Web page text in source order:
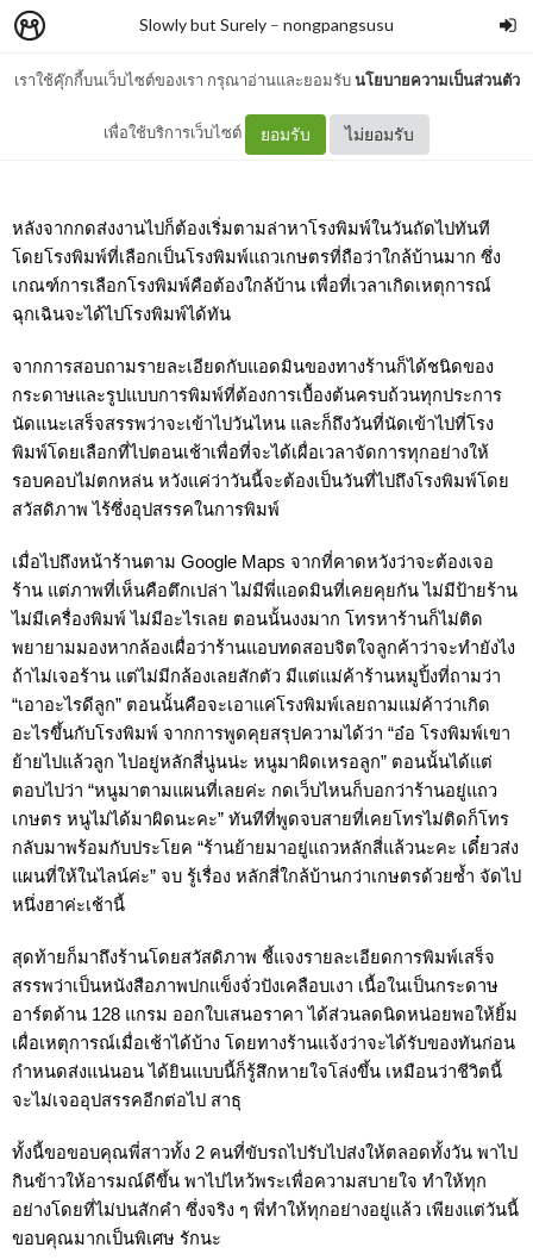
เราใช้คุ๊กกี้บนเว็บไซต์ของเรา กรุณาอ่านและยอมรับนโยบายความเป็นส่วนตัว
เพื่อใช้บริการเว็บไซต์ ยอมรับ ไม่ยอมรับ
Slowly but Surely – nongpangsusu
โรงพิมพ์ใกล้ฉัน
หลังจากกดส่งงานไปก็ต้องเริ่มตามล่าหาโรงพิมพ์ในวันถัดไปทันที
โดยโรงพิมพ์ที่เลือกเป็นโรงพิมพ์แถวเกษตรที่ถือว่าใกล้บ้านมาก ซึ่ง
เกณฑ์การเลือกโรงพิมพ์คือต้องใกล้บ้าน เพื่อที่เวลาเกิดเหตุการณ์
ฉุกเฉินจะได้ไปโรงพิมพ์ได้ทัน
จากการสอบถามรายละเอียดกับแอดมินของทางร้านก็ได้ชนิดของ
กระดาษและรูปแบบการพิมพ์ที่ต้องการเบื้องต้นครบถ้วนทุกประการ
นัดแนะเสร็จสรรพว่าจะเข้าไปวันไหน และก็ถึงวันที่นัดเข้าไปที่โรง
พิมพ์โดยเลือกที่ไปตอนเช้าเพื่อที่จะได้เผื่อเวลาจัดการทุกอย่างให้
รอบคอบไม่ตกหล่น หวังแค่ว่าวันนี้จะต้องเป็นวันที่ไปถึงโรงพิมพ์โดย
สวัสดิภาพ ไร้ซึ่งอุปสรรคในการพิมพ์
เมื่อไปถึงหน้าร้านตาม Google Maps จากที่คาดหวังว่าจะต้องเจอ
ร้าน แต่ภาพที่เห็นคือตึกเปล่า ไม่มีพี่แอดมินที่เคยคุยกัน ไม่มีป้ายร้าน
ไม่มีเครื่องพิมพ์ ไม่มีอะไรเลย ตอนนั้นงงมาก โทรหาร้านก็ไม่ติด
พยายามมองหากล้องเผื่อว่าร้านแอบทดสอบจิตใจลูกค้าว่าจะทำยังไง
ถ้าไม่เจอร้าน แต่ไม่มีกล้องเลยสักตัว มีแต่แม่ค้าร้านหมูปิ้งที่ถามว่า
“เอาอะไรดีลูก” ตอนนั้นคือจะเอาแค่โรงพิมพ์เลยถามแม่ค้าว่าเกิด
อะไรขึ้นกับโรงพิมพ์ จากการพูดคุยสรุปความได้ว่า “อ๋อ โรงพิมพ์เขา
ย้ายไปแล้วลูก ไปอยู่หลักสี่นู่นน่ะ หนูมาผิดเหรอลูก” ตอนนั้นได้แต่
ตอบไปว่า “หนูมาตามแผนที่เลยค่ะ กดเว็บไหนก็บอกว่าร้านอยู่แถว
เกษตร หนูไม่ได้มาผิดนะคะ” ทันทีที่พูดจบสายที่เคยโทรไม่ติดก็โทร
กลับมาพร้อมกับประโยค “ร้านย้ายมาอยู่แถวหลักสี่แล้วนะคะ เดี๋ยวส่ง
แผนที่ให้ในไลน์ค่ะ” จบ รู้เรื่อง หลักสี่ใกล้บ้านกว่าเกษตรด้วยซ้ำ จัดไป
หนึ่งฮาค่ะเช้านี้
สุดท้ายก็มาถึงร้านโดยสวัสดิภาพ ชี้แจงรายละเอียดการพิมพ์เสร็จ
สรรพว่าเป็นหนังสือภาพปกแข็งจั่วปังเคลือบเงา เนื้อในเป็นกระดาษ
อาร์ตด้าน 128 แกรม ออกใบเสนอราคา ได้ส่วนลดนิดหน่อยพอให้ยิ้ม
เผื่อเหตุการณ์เมื่อเช้าได้บ้าง โดยทางร้านแจ้งว่าจะได้รับของทันก่อน
กำหนดส่งแน่นอน ได้ยินแบบนี้ก็รู้สึกหายใจโล่งขึ้น เหมือนว่าชีวิตนี้
จะไม่เจออุปสรรคอีกต่อไป สาธุ
ทั้งนี้ขอขอบคุณพี่สาวทั้ง 2 คนที่ขับรถไปรับไปส่งให้ตลอดทั้งวัน พาไป
กินข้าวให้อารมณ์ดีขึ้น พาไปไหว้พระเพื่อความสบายใจ ทำให้ทุก
อย่างโดยที่ไม่บ่นสักคำ ซึ่งจริง ๆ พี่ทำให้ทุกอย่างอยู่แล้ว เพียงแต่วันนี้
ขอบคุณมากเป็นพิเศษ รักนะ